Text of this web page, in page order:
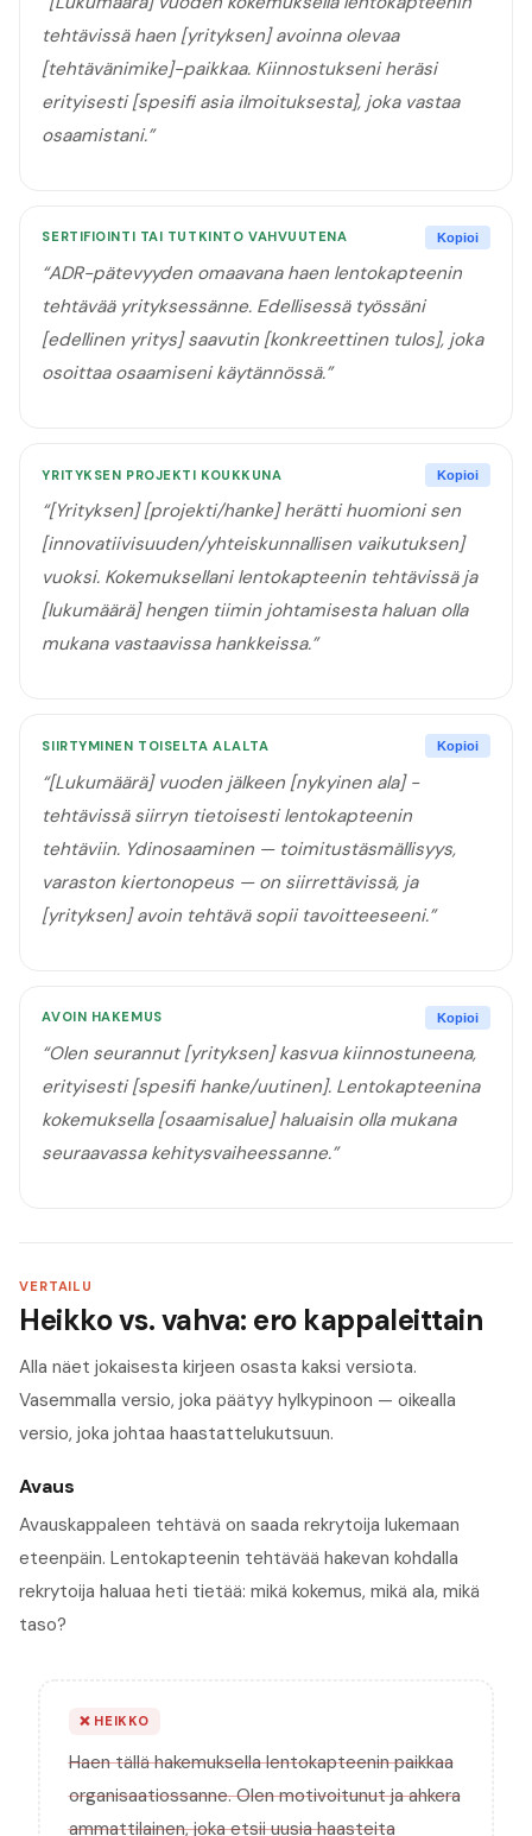
tehtävissä haen [yrityksen] avoinna olevaa
[tehtävänimike]-paikkaa. Kiinnostukseni heräsi
erityisesti [spesifi asia ilmoituksesta], joka vastaa
osaamistani.”
SERTIFIOINTI TAI TUTKINTO VAHVUUTENA Kopioi
“ADR-pätevyyden omaavana haen lentokapteenin
tehtävää yrityksessänne. Edellisessä työssäni
[edellinen yritys] saavutin [konkreettinen tulos], joka
osoittaa osaamiseni käytännössä.”
YRITYKSEN PROJEKTI KOUKKUNA Kopioi
“[Yrityksen] [projekti/hanke] herätti huomioni sen
[innovatiivisuuden/yhteiskunnallisen vaikutuksen]
vuoksi. Kokemuksellani lentokapteenin tehtävissä ja
[lukumäärä] hengen tiimin johtamisesta haluan olla
mukana vastaavissa hankkeissa.”
SIIRTYMINEN TOISELTA ALALTA Kopioi
“[Lukumäärä] vuoden jälkeen [nykyinen ala] -
tehtävissä siirryn tietoisesti lentokapteenin
tehtäviin. Ydinosaaminen — toimitustäsmällisyys,
varaston kiertonopeus — on siirrettävissä, ja
[yrityksen] avoin tehtävä sopii tavoitteeseeni.”
AVOIN HAKEMUS Kopioi
“Olen seurannut [yrityksen] kasvua kiinnostuneena,
erityisesti [spesifi hanke/uutinen]. Lentokapteenina
kokemuksella [osaamisalue] haluaisin olla mukana
seuraavassa kehitysvaiheessanne.”
VERTAILU
Heikko vs. vahva: ero kappaleittain
Alla näet jokaisesta kirjeen osasta kaksi versiota.
Vasemmalla versio, joka päätyy hylkypinoon — oikealla
versio, joka johtaa haastattelukutsuun.
Avaus
Avauskappaleen tehtävä on saada rekrytoija lukemaan
eteenpäin. Lentokapteenin tehtävää hakevan kohdalla
rekrytoija haluaa heti tietää: mikä kokemus, mikä ala, mikä
taso?
❌HEIKKO
Haen tällä hakemuksella lentokapteenin paikkaa
organisaatiossanne. Olen motivoitunut ja ahkera
ammattilainen, joka etsii uusia haasteita